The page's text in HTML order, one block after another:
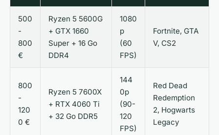
500
-
800
€
Ryzen 5 5600G
+ GTX 1660
Super + 16 Go
DDR4
1080
p
(60
FPS)
Fortnite, GTA
V, CS2
800
-
120
0 €
Ryzen 5 7600X
+ RTX 4060 Ti
+ 32 Go DDR5
144
0p
(90-
120
FPS)
Red Dead
Redemption
2, Hogwarts
Legacy